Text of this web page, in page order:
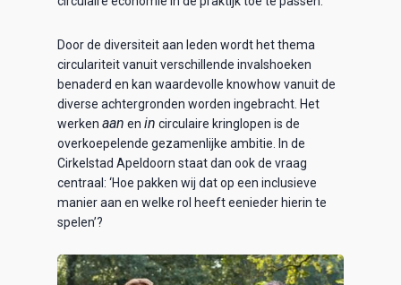
Door de diversiteit aan leden wordt het thema
circulariteit vanuit verschillende invalshoeken
benaderd en kan waardevolle knowhow vanuit de
diverse achtergronden worden ingebracht. Het
werkenaan enin circulaire kringlopen is de
overkoepelende gezamenlijke ambitie. In de
Cirkelstad Apeldoorn staat dan ook de vraag
centraal: ‘Hoe pakken wij dat op een inclusieve
manier aan en welke rol heeft eenieder hierin te
spelen’?